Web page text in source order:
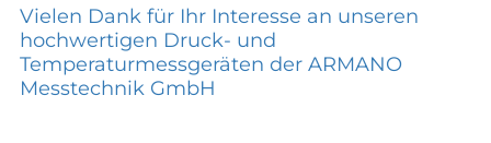
Vielen Dank für Ihr Interesse an unseren
hochwertigen Druck- und
Temperaturmessgeräten der ARMANO
Messtechnik GmbH